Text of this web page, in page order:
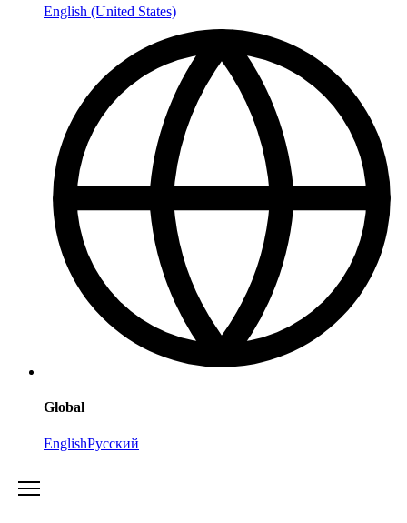
English (United States)
Global
EnglishРусский